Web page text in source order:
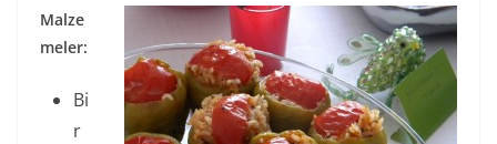
Malze
meler:
Bi
r